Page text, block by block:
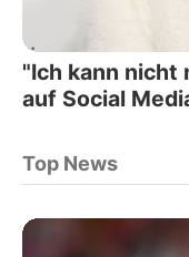
"Ich kann nicht
auf Social
Top News